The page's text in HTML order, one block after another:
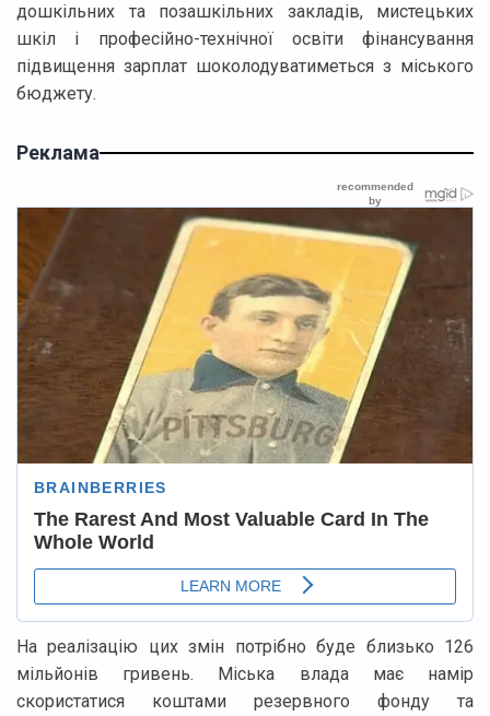
дошкільних та позашкільних закладів, мистецьких
шкіл і професійно-технічної освіти фінансування
підвищення зарплат шоколодуватиметься з міського
бюджету.
Реклама
На реалізацію цих змін потрібно буде близько 126
мільйонів гривень. Міська влада має намір
скористатися коштами резервного фонду та